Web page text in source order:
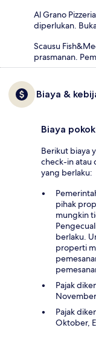
Al Grano
diperlukan.
Scausu
prasmanan.
Biaya &
Biaya pokok
Berikut biaya
check-in atau
yang berlaku:
pihak
mungkin
berlaku.
properti
Pajak
Pajak
Oktober,